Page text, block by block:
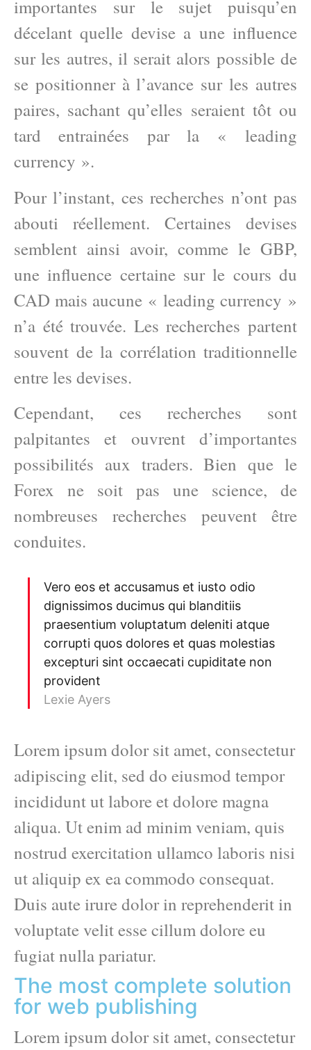
importantes sur le sujet puisqu’en
décelant quelle devise a une influence
sur les autres, il serait alors possible de
se positionner à l’avance sur les autres
paires, sachant qu’elles seraient tôt ou
tard entrainées par la « leading
currency ».
Pour l’instant, ces recherches n’ont pas
abouti réellement. Certaines devises
semblent ainsi avoir, comme le GBP,
une influence certaine sur le cours du
CAD mais aucune « leading currency »
n’a été trouvée. Les recherches partent
souvent de la corrélation traditionnelle
entre les devises.
Cependant, ces recherches sont
palpitantes et ouvrent d’importantes
possibilités aux traders. Bien que le
Forex ne soit pas une science, de
nombreuses recherches peuvent être
conduites.
Vero eos et accusamus et iusto odio
dignissimos ducimus qui blanditiis
praesentium voluptatum deleniti atque
corrupti quos dolores et quas molestias
excepturi sint occaecati cupiditate non
provident
Lexie Ayers
Lorem ipsum dolor sit amet, consectetur
adipiscing elit, sed do eiusmod tempor
incididunt ut labore et dolore magna
aliqua. Ut enim ad minim veniam, quis
nostrud exercitation ullamco laboris nisi
ut aliquip ex ea commodo consequat.
Duis aute irure dolor in reprehenderit in
voluptate velit esse cillum dolore eu
fugiat nulla pariatur.
The most complete solution
for web publishing
Lorem ipsum dolor sit amet, consectetur